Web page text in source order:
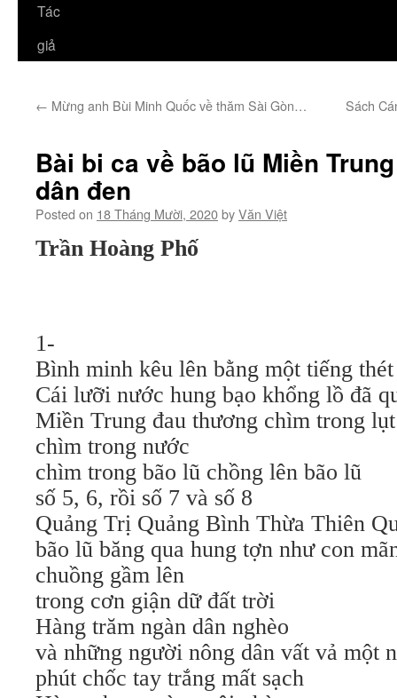
Tác
giả
← Mừng anh Bùi Minh Quốc về thăm Sài Gòn… Sách
Bài bi ca về bão lũ Miền
dân đen
Posted on 18 Tháng Mười, 2020byVăn Việt
Trần Hoàng Phố
1-
Bình minh kêu lên bằng một tiếng thét
Cái lưỡi nước hung bạo khổng lồ đã
Miền Trung đau thương chìm trong
chìm trong nước
chìm trong bão lũ chồng lên bão lũ
số 5, 6, rồi số 7 và số 8
Quảng Trị Quảng Bình Thừa Thiên
bão lũ băng qua hung tợn như con
chuồng gầm lên
trong cơn giận dữ đất trời
Hàng trăm ngàn dân nghèo
và những người nông dân vất vả một
phút chốc tay trắng mất sạch